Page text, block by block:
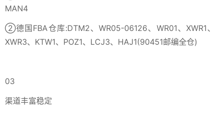
MAN4
②德国FBA仓库:DTM2、WR05-06126、WR01、XWR1、
XWR3、KTW1、POZ1、LCJ3、HAJ1(90451邮编全仓)
03
渠道丰富稳定